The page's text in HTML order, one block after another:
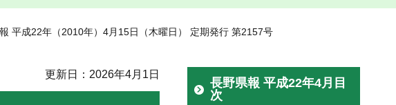
平成22年（2010年）4月15日（木曜日） 定期発行 第2157号
更新日：2026年4月1日
長野県報 平成22年4月目
次